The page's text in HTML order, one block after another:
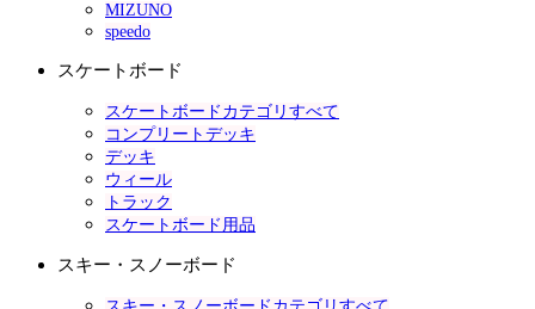
MIZUNO
speedo
スケートボード
スケートボードカテゴリすべて
コンプリートデッキ
デッキ
ウィール
トラック
スケートボード用品
スキー・スノーボード